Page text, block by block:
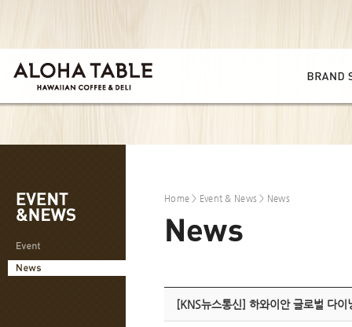
Home > Event & News > News
[KNS뉴스통신] 하와이안 글로벌 다이